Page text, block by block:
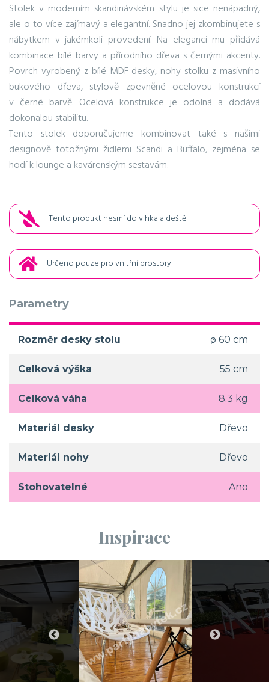
Stolek v moderním skandinávském stylu je sice nenápadný,
ale o to více zajímavý a elegantní. Snadno jej zkombinujete s
nábytkem v jakémkoli provedení. Na eleganci mu přidává
kombinace bílé barvy a přírodního dřeva s černými akcenty.
Povrch vyrobený z bílé MDF desky, nohy stolku z masivního
bukového dřeva, stylově zpevněné ocelovou konstrukcí
v černé barvě. Ocelová konstrukce je odolná a dodává
dokonalou stabilitu.
Tento stolek doporučujeme kombinovat také s našimi
designově totožnými židlemi Scandi a Buffalo, zejména se
hodí k lounge a kavárenským sestavám.
Tento produkt nesmí do vlhka a deště
Určeno pouze pro vnitřní prostory
Parametry
Rozměr desky stolu ø 60 cm
Celková výška 55 cm
Celková váha 8.3 kg
Materiál desky Dřevo
Materiál nohy Dřevo
Stohovatelné Ano
Inspirace